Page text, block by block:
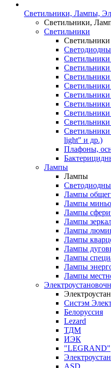
Светильники, Лампы,
Светильники,
Светильники
Светильники
Светильники
light" и др.)
Плафоны,
Лампы
Лампы
Лампы
Лампы
Лампы
Лампы
Лампы
Лампы
Лампы
Лампы
Лампы
Лампы
Систэм
Белоруссия
Lezard
ТДМ
ИЭК
"LEGRAND"
ASD